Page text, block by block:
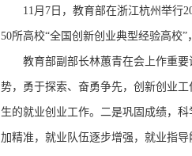
11月7日，教育部在浙江杭州举行
50所高校“全国创新创业典型经验高校
教育部副部长林蕙青在会上作重
势，勇于探索、奋勇争先，创新创业
生的就业创业工作。二是巩固成绩，
加精准，就业队伍逐步增强，就业指